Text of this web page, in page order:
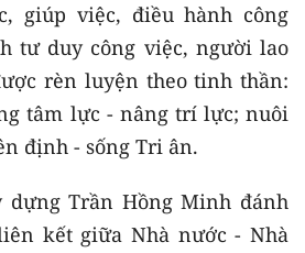
giúp việc, điều hành công
tư duy công việc, người lao
rèn luyện theo tinh thần:
tâm lực - nâng trí lực; nuôi
định - sống Tri ân.
dựng Trần Hồng Minh đánh
kết giữa Nhà nước - Nhà